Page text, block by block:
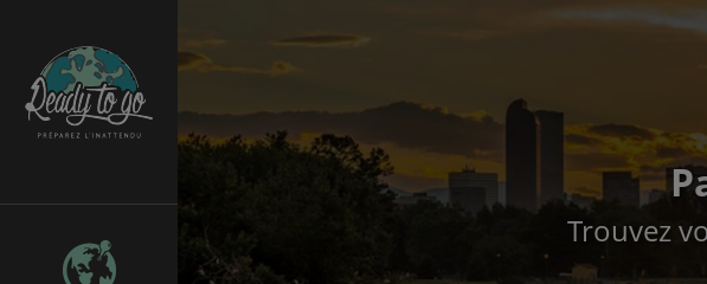
ÉTUDES
EMPLOIS &
STAGES
Trouvez